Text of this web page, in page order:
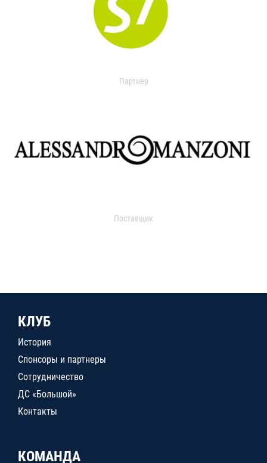
Партнер
Поставщик
КЛУБ
История
Спонсоры и партнеры
Сотрудничество
ДС «Большой»
Контакты
КОМАНДА